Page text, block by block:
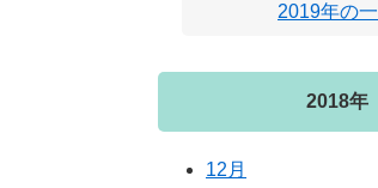
2019年の
2018年
12月